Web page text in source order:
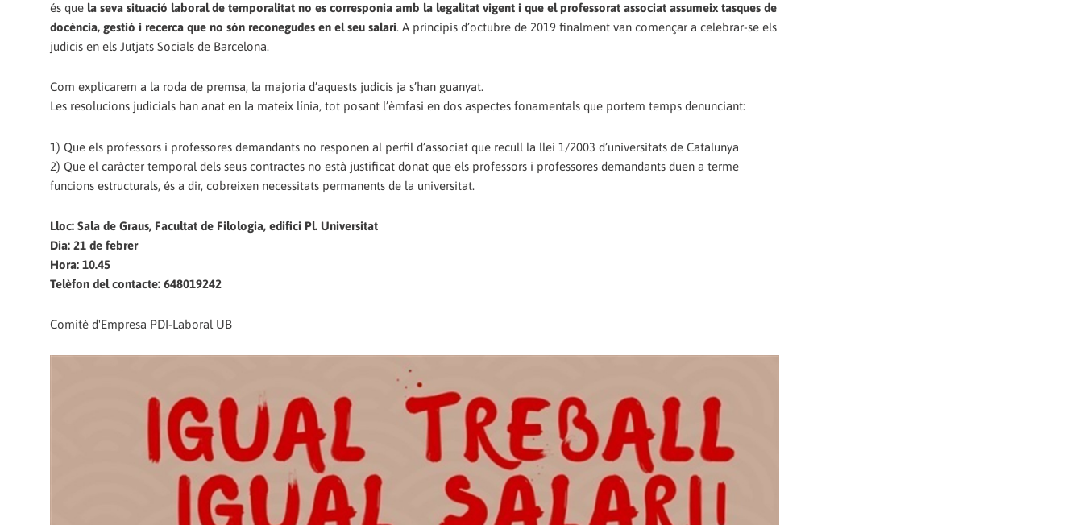
és que la seva situació laboral de temporalitat no es corresponia amb la legalitat vigent i que el professorat associat assumeix tasques de
docència, gestió i recerca que no són reconegudes en el seu salari. A principis d’octubre de 2019 finalment van començar a celebrar-se els
judicis en els Jutjats Socials de Barcelona.
Com explicarem a la roda de premsa, la majoria d’aquests judicis ja s’han guanyat.
Les resolucions judicials han anat en la mateix línia, tot posant l’èmfasi en dos aspectes fonamentals que portem temps denunciant:
1) Que els professors i professores demandants no responen al perfil d’associat que recull la llei 1/2003 d’universitats de Catalunya
2) Que el caràcter temporal dels seus contractes no està justificat donat que els professors i professores demandants duen a terme
funcions estructurals, és a dir, cobreixen necessitats permanents de la universitat.
Lloc: Sala de Graus, Facultat de Filologia, edifici Pl. Universitat
Dia: 21 de febrer
Hora: 10.45
Telèfon del contacte: 648019242
Comitè d'Empresa PDI-Laboral UB